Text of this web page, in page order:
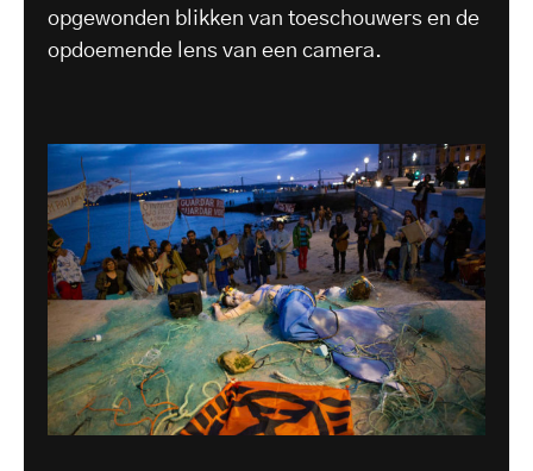
opgewonden blikken van toeschouwers en de
opdoemende lens van een camera.